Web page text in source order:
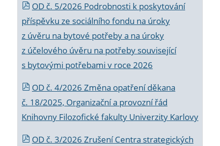
OD č. 5/2026 Podrobnosti k poskytování
příspěvku ze sociálního fondu na úroky
z úvěru na bytové potřeby a na úroky
z účelového úvěru na potřeby související
s bytovými potřebami v roce 2026
OD č. 4/2026 Změna opatření děkana
č. 18/2025, Organizační a provozní řád
Knihovny Filozofické fakulty Univerzity Karlovy
OD č. 3/2026 Zrušení Centra strategických